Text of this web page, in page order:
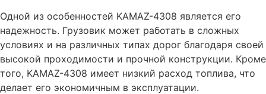
Одной из особенностей KAMAZ-4308 является его
надежность. Грузовик может работать в сложных
условиях и на различных типах дорог благодаря своей
высокой проходимости и прочной конструкции. Кроме
того, KAMAZ-4308 имеет низкий расход топлива, что
делает его экономичным в эксплуатации.